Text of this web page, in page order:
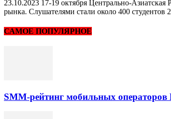
23.10.2023 17-19 октября Центрально-
рынка. Слушателями стали около 400 студентов
САМОЕ ПОПУЛЯРНОЕ
SMM-рейтинг мобильных операторов